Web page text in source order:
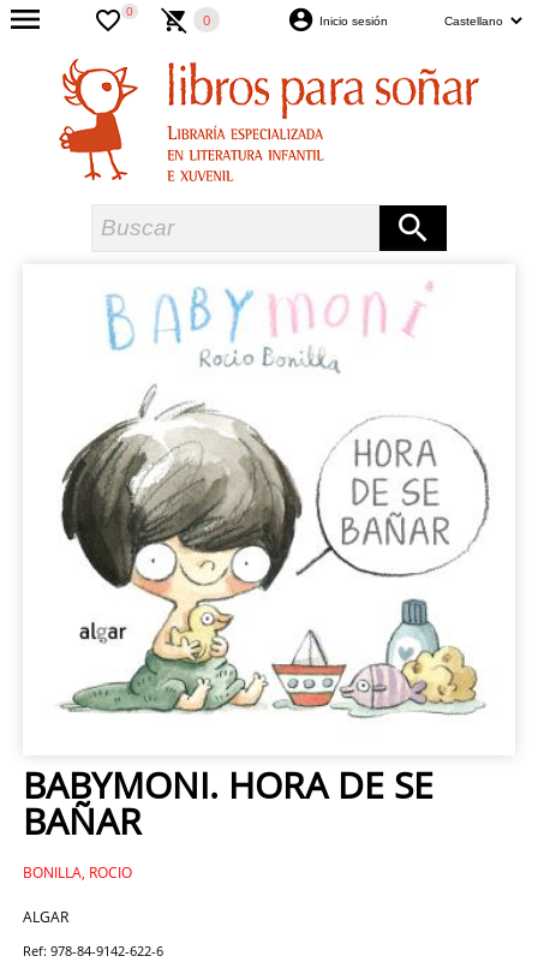
Inicio sesión
0 0
BABYMONI. HORA DE SE
BAÑAR
BONILLA, ROCIO
ALGAR
Ref: 978-84-9142-622-6